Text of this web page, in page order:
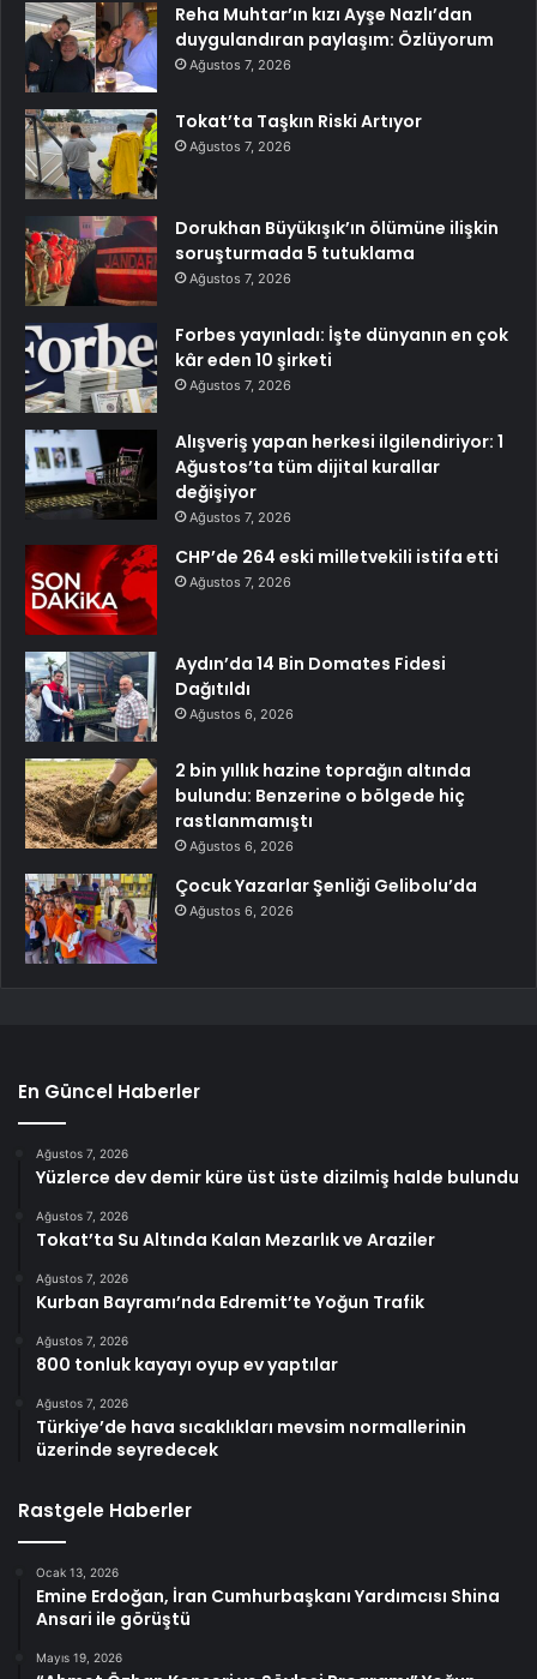
Reha Muhtar’ın kızı Ayşe Nazlı’dan
duygulandıran paylaşım: Özlüyorum
Ağustos 7, 2026
Tokat’ta Taşkın Riski Artıyor
Ağustos 7, 2026
Dorukhan Büyükışık’ın ölümüne ilişkin
soruşturmada 5 tutuklama
Ağustos 7, 2026
Forbes yayınladı: İşte dünyanın en çok
kâr eden 10 şirketi
Ağustos 7, 2026
Alışveriş yapan herkesi ilgilendiriyor: 1
Ağustos’ta tüm dijital kurallar
değişiyor
Ağustos 7, 2026
CHP’de 264 eski milletvekili istifa etti
Ağustos 7, 2026
Aydın’da 14 Bin Domates Fidesi
Dağıtıldı
Ağustos 6, 2026
2 bin yıllık hazine toprağın altında
bulundu: Benzerine o bölgede hiç
rastlanmamıştı
Ağustos 6, 2026
Çocuk Yazarlar Şenliği Gelibolu’da
Ağustos 6, 2026
En Güncel Haberler
Ağustos 7, 2026
Yüzlerce dev demir küre üst üste dizilmiş halde bulundu
Ağustos 7, 2026
Tokat’ta Su Altında Kalan Mezarlık ve Araziler
Ağustos 7, 2026
Kurban Bayramı’nda Edremit’te Yoğun Trafik
Ağustos 7, 2026
800 tonluk kayayı oyup ev yaptılar
Ağustos 7, 2026
Türkiye’de hava sıcaklıkları mevsim normallerinin
üzerinde seyredecek
Rastgele Haberler
Ocak 13, 2026
Emine Erdoğan, İran Cumhurbaşkanı Yardımcısı Shina
Ansari ile görüştü
Mayıs 19, 2026